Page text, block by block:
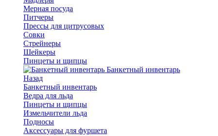
Мерная посуда
Питчеры
Прессы для цитрусовых
Совки
Стрейнеры
Шейкеры
Пинцеты и щипцы
Банкетный инвентарь
Назад
Банкетный инвентарь
Ведра для льда
Пинцеты и щипцы
Измельчители льда
Подносы
Аксессуары для фуршета